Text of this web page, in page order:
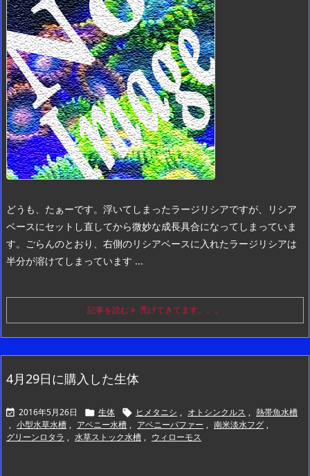
どうも、たぁーです。 浮いてしまったラージリシアですが、リシア
ベースにセットし直してから微妙な成長具合になってしまっていま
す。 ごらんのとおり、右側のリシアベースに入れたラージリシアは
半分が溶けてしまっています ...
記事を読む 禿げてきてます。。。
4月29日に購入した生体
 2016年5月26日  生体  ヒメタニシ , オトシンクルス , 熱帯魚水槽
, 小型水草水槽 , アベニー水槽 , アベニーパファー , 南米淡水フグ ,
グリーンロタラ , 水草ストック水槽 , ウィローモス